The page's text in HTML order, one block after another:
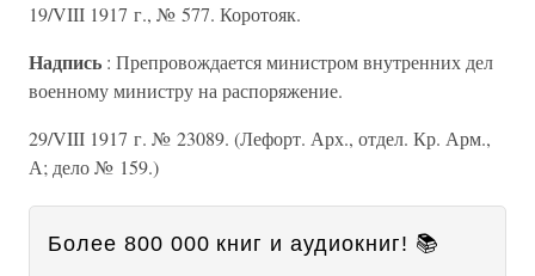
19/VIII 1917 г., № 577. Коротояк.
Надпись : Препровождается министром внутренних дел
военному министру на распоряжение.
29/VIII 1917 г. № 23089. (Лефорт. Арх., отдел. Кр. Арм.,
А; дело № 159.)
Более 800 000 книг и аудиокниг! 📚